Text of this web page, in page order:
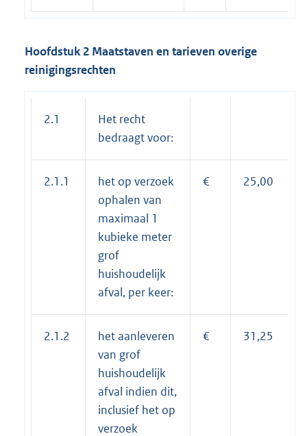
Hoofdstuk 2 Maatstaven en tarieven overige
reinigingsrechten
2.1
Het recht
bedraagt voor:
2.1.1
het op verzoek
ophalen van
maximaal 1
kubieke meter
grof
huishoudelijk
afval, per keer:
€ 25,00
2.1.2
het aanleveren
van grof
huishoudelijk
afval indien dit,
inclusief het op
verzoek
€ 31,25